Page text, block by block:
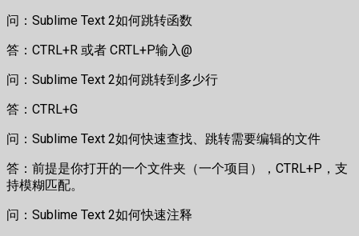
问：Sublime Text 2如何跳转函数
答：CTRL+R 或者 CRTL+P输入@
问：Sublime Text 2如何跳转到多少行
答：CTRL+G
问：Sublime Text 2如何快速查找、跳转需要编辑的文件
答：前提是你打开的一个文件夹（一个项目），CTRL+P，支
持模糊匹配。
问：Sublime Text 2如何快速注释